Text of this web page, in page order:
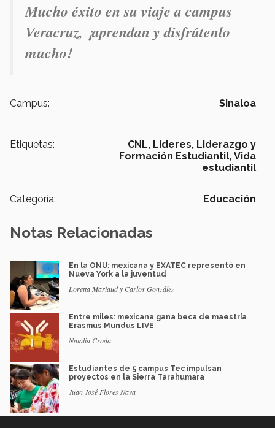
Mucho éxito en su viaje a campus
Veracruz, ¡aprendan y disfrútenlo
mucho!
Campus: Sinaloa
Etiquetas: CNL, Líderes, Liderazgo y
Formación Estudiantil, Vida
estudiantil
Categoría: Educación
Notas Relacionadas
En la ONU: mexicana y EXATEC representó en
Nueva York a la juventud
Loretta Mariaud y Carlos González
Entre miles: mexicana gana beca de maestría
Erasmus Mundus LIVE
Natalia Croda
Estudiantes de 5 campus Tec impulsan
proyectos en la Sierra Tarahumara
Juan José Flores Nava